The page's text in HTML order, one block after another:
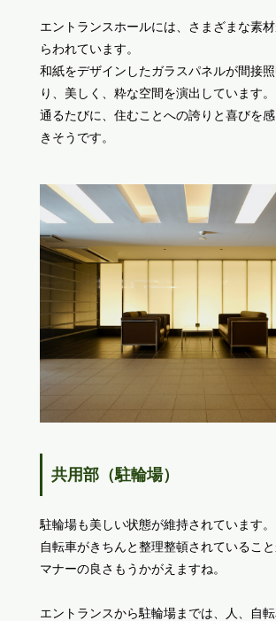
エントランスホールには、さまざまな素
らわれています。
和紙をデザインしたガラスパネルが間接
り、美しく、粋な空間を演出しています。
通るたびに、住むことへの誇りと喜びを
きそうです。
共用部（駐輪場）
駐輪場も美しい状態が維持されています。
自転車がきちんと整理整頓されているこ
マナーの良さもうかがえますね。
エントランスから駐輪場までは、人、自